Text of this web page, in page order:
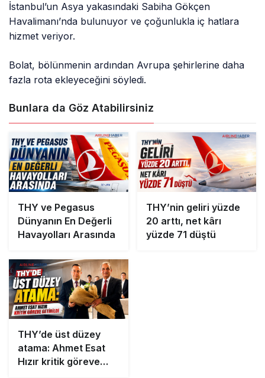
İstanbul’un Asya yakasındaki Sabiha Gökçen
Havalimanı’nda bulunuyor ve çoğunlukla iç hatlara
hizmet veriyor.
Bolat, bölünmenin ardından Avrupa şehirlerine daha
fazla rota ekleyeceğini söyledi.
Bunlara da Göz Atabilirsiniz
THY ve Pegasus
Dünyanın En Değerli
Havayolları Arasında
THY’nin geliri yüzde
20 arttı, net kârı
yüzde 71 düştü
THY’de üst düzey
atama: Ahmet Esat
Hızır kritik göreve